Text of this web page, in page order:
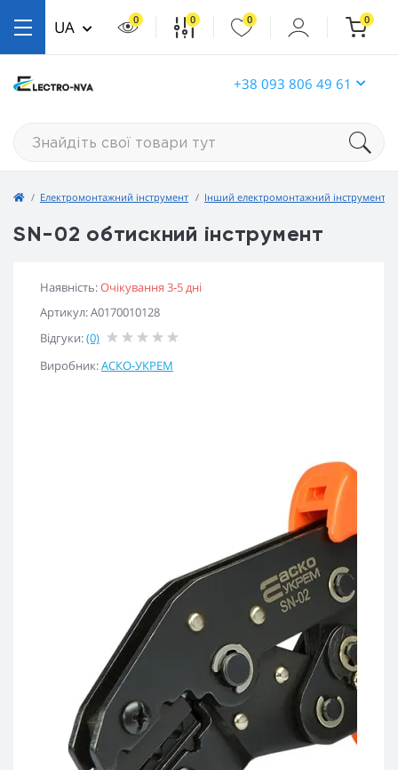
+38 093 806 49 61
UA 0 0 0 0
Електромонтажний інструмент Інший електромонтажний інструмент
SN-02 обтискний інструмент
Наявність:Очікування 3-5 дні
Артикул: A0170010128
Відгуки:(0)
Виробник:АСКО-УКРЕМ